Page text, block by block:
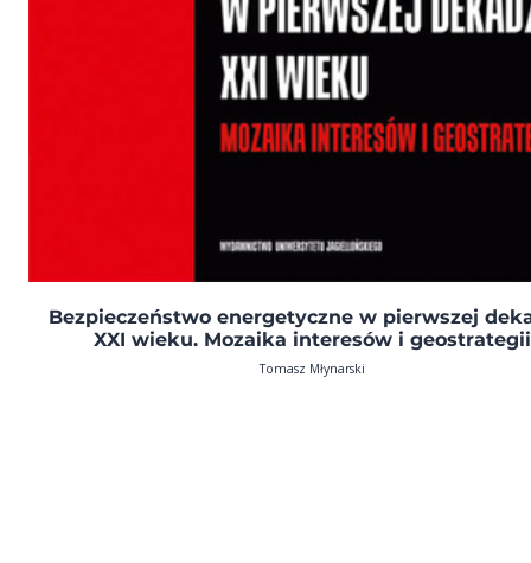
Bezpieczeństwo energetyczne w pierwszej
XXI wieku. Mozaika interesów i geostrategii
Tomasz Młynarski